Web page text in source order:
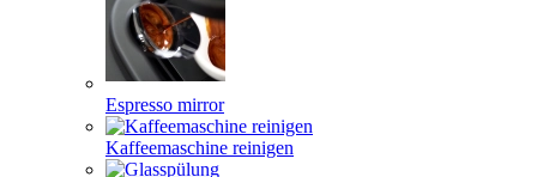
Espresso mirror
Kaffeemaschine reinigen